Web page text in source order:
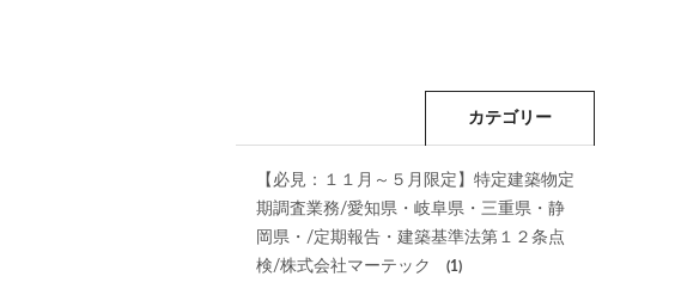
カテゴリー
【必見：１１月～５月限定】特定建築物定
期調査業務/愛知県・岐阜県・三重県・静
岡県・/定期報告・建築基準法第１２条点
検/株式会社マーテック
(1)